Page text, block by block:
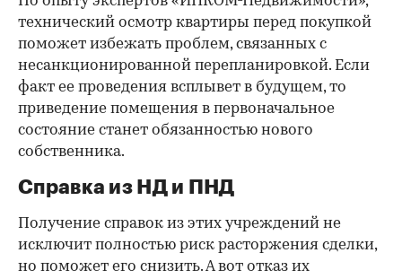
технический осмотр квартиры перед покупкой
поможет избежать проблем, связанных с
несанкционированной перепланировкой. Если
факт ее проведения всплывет в будущем, то
приведение помещения в первоначальное
состояние станет обязанностью нового
собственника.
Справка из НД и ПНД
Получение справок из этих учреждений не
исключит полностью риск расторжения сделки,
но поможет его снизить. А вот отказ их